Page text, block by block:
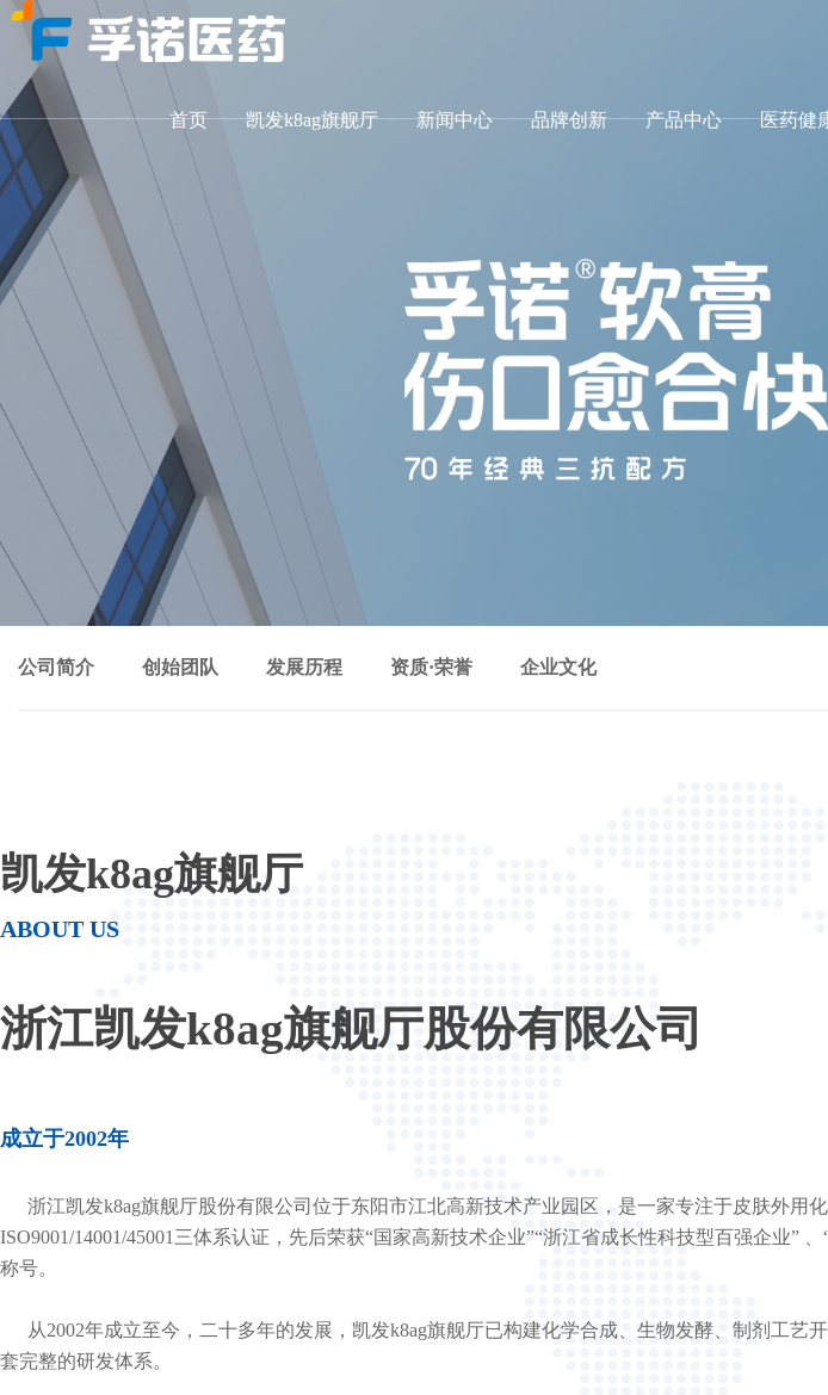
首页 凯发k8ag旗舰厅 新闻中心 品牌创新 产品中心 医药健
公司简介 创始团队 发展历程 资质·荣誉 企业文化
凯发k8ag旗舰厅
ABOUT US
浙江凯发k8ag旗舰厅股份有限公司
成立于2002年
浙江凯发k8ag旗舰厅股份有限公司位于东阳市江北高新技术产业园区，是一家专注于皮肤外用化学
ISO9001/14001/45001三体系认证，先后荣获“国家高新技术企业”“浙江省成长性科技型百强企业”
称号。
从2002年成立至今，二十多年的发展，凯发k8ag旗舰厅已构建化学合成、生物发酵、
套完整的研发体系。